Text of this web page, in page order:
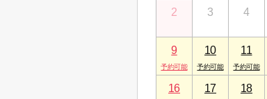
2 3 4
9 10 11
16 17 18